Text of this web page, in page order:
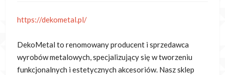
https://dekometal.pl/
DekoMetal to renomowany producent i sprzedawca
wyrobów metalowych, specjalizujący się w tworzeniu
funkcjonalnych i estetycznych akcesoriów. Nasz sklep